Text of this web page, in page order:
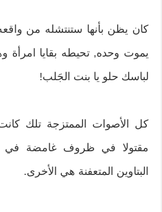
كان يظن بأنها ستنتشله من واقعه
يموت وحده, تحيطه بقايا امرأة
لباسك حلو يا بنت الجَلب!
كل الأصوات الممتزجة تلك
مقتولا في ظروف غامضة
البتاوين المتعفنة هي الأخرى.